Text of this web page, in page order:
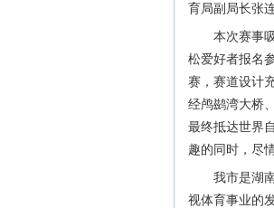
育局副局长张
本次赛事
松爱好者报名
赛，赛道设计
经鸬鹚湾大桥
最终抵达世界
趣的同时，尽
我市是湖
视体育事业的